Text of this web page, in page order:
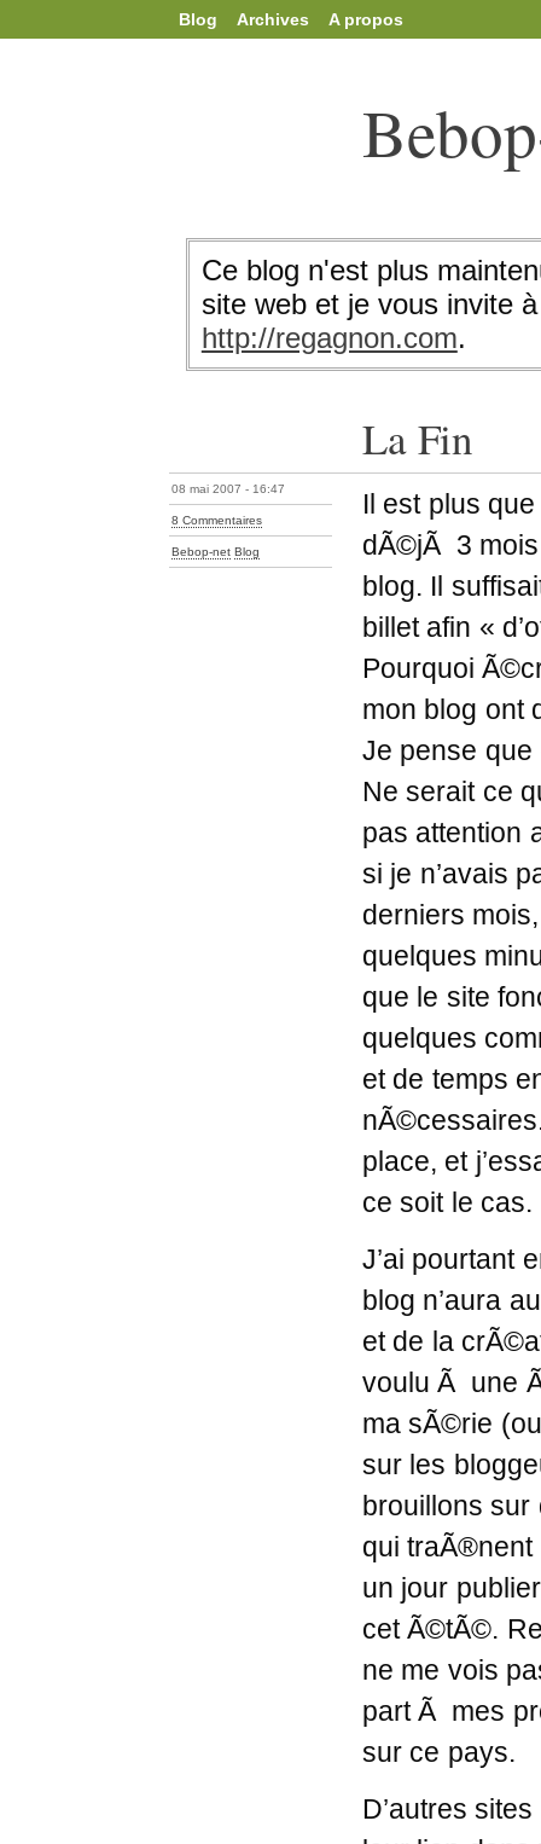
Blog Archives A propos
Ce blog n'est plus
site web et je vous invite
http://regagnon.com.
La Fin
08 mai 2007 - 16:47
8 Commentaires
Bebop-net Blog
Il est plus
dÃ©jÃ 3 mois
blog. Il
billet afin «
Pourquoi
mon blog ont
Je pense que
Ne serait ce
pas attention
si je n’avais
derniers
quelques
que le site
quelques
et de temps
place, et
ce soit le cas.
J’ai pourtant
blog n’aura
et de la
voulu Ã une
ma sÃ©rie
sur les
brouillons sur
qui traÃ®nent
un jour
cet Ã©tÃ©.
ne me vois
part Ã mes
sur ce pays.
D’autres